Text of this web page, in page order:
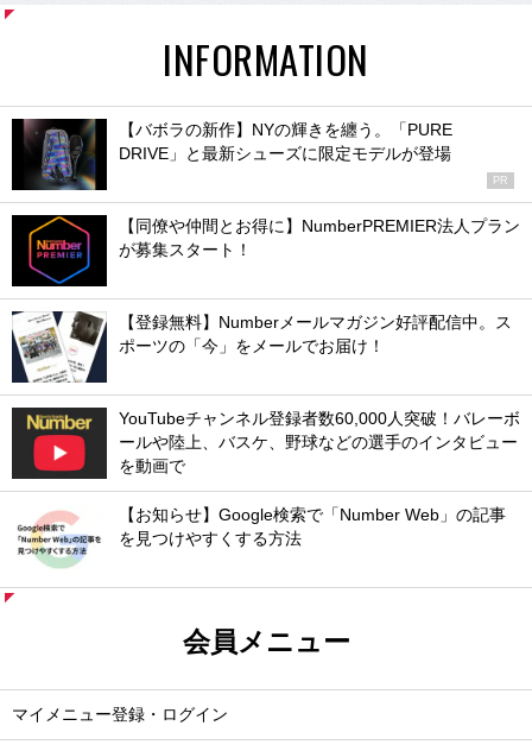
INFORMATION
【バボラの新作】NYの輝きを纏う。「PURE
DRIVE」と最新シューズに限定モデルが登場
PR
【同僚や仲間とお得に】NumberPREMIER法人プラン
が募集スタート！
【登録無料】Numberメールマガジン好評配信中。ス
ポーツの「今」をメールでお届け！
YouTubeチャンネル登録者数60,000人突破！バレーボ
ールや陸上、バスケ、野球などの選手のインタビュー
を動画で
【お知らせ】Google検索で「Number Web」の記事
を見つけやすくする方法
会員メニュー
マイメニュー登録・ログイン